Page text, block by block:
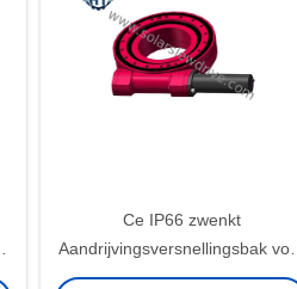
Ce IP66 zwenkt
Aandrijvingsversnellingsbak voor
PV Drijvers